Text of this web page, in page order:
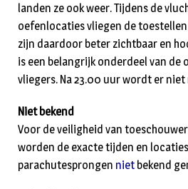
landen ze ook weer. Tijdens de
oefenlocaties vliegen de
zijn daardoor beter zichtbaar en
is een belangrijk onderdeel van de
vliegers. Na 23.00 uur wordt er
Niet bekend
Voor de veiligheid van
worden de exacte tijden en
parachutesprongen niet bekend